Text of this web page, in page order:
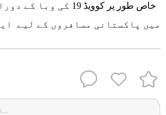
خاص طور پر کوویڈ 19
میں پاکستانی مسافروں کے لیے